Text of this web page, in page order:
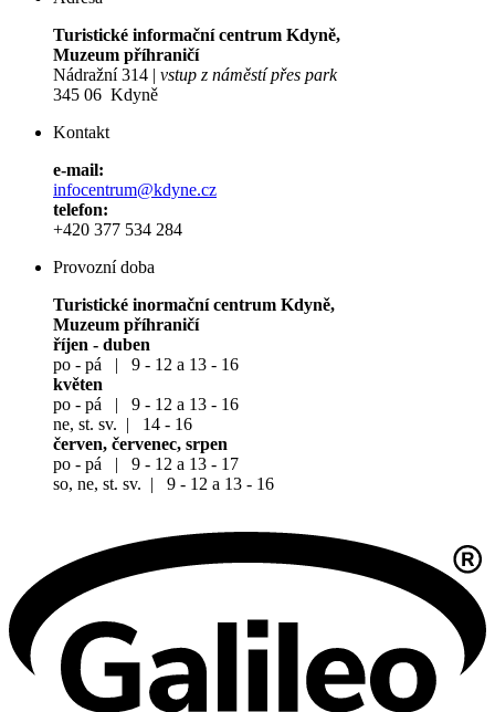
Turistické informační centrum Kdyně,
Muzeum příhraničí
Nádražní 314 | vstup z náměstí přes park
345 06 Kdyně
Kontakt
e-mail:
infocentrum@kdyne.cz
telefon:
+420 377 534 284
Provozní doba
Turistické inormační centrum Kdyně,
Muzeum příhraničí
říjen - duben
po - pá | 9 - 12 a 13 - 16
květen
po - pá | 9 - 12 a 13 - 16
ne, st. sv. | 14 - 16
červen, červenec, srpen
po - pá | 9 - 12 a 13 - 17
so, ne, st. sv. | 9 - 12 a 13 - 16